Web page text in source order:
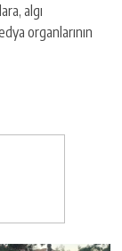
algı
organlarının